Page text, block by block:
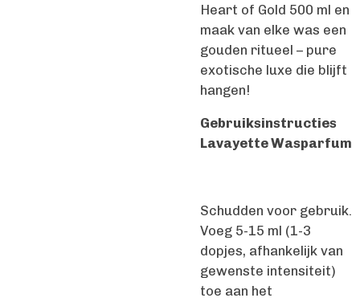
Heart of Gold 500 ml en
maak van elke was een
gouden ritueel – pure
exotische luxe die blijft
hangen!
Gebruiksinstructies
Lavayette Wasparfum
Schudden voor gebruik.
Voeg 5-15 ml (1-3
dopjes, afhankelijk van
gewenste intensiteit)
toe aan het